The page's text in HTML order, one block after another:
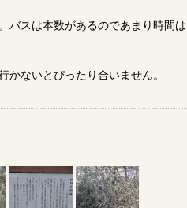
バスは本数があるのであまり時間は
ないとぴったり合いません。